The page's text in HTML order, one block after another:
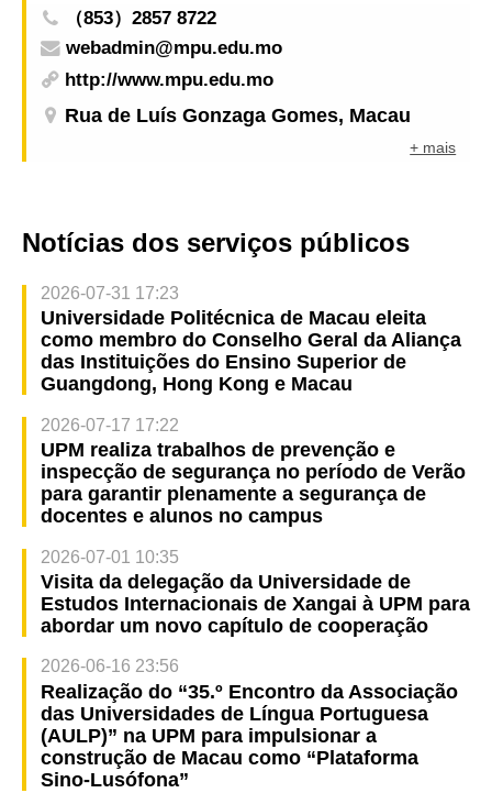
（853）2857 8722
webadmin@mpu.edu.mo
http://www.mpu.edu.mo
Rua de Luís Gonzaga Gomes, Macau
+ mais
Notícias dos serviços públicos
2026-07-31 17:23
Universidade Politécnica de Macau eleita
como membro do Conselho Geral da Aliança
das Instituições do Ensino Superior de
Guangdong, Hong Kong e Macau
2026-07-17 17:22
UPM realiza trabalhos de prevenção e
inspecção de segurança no período de Verão
para garantir plenamente a segurança de
docentes e alunos no campus
2026-07-01 10:35
Visita da delegação da Universidade de
Estudos Internacionais de Xangai à UPM para
abordar um novo capítulo de cooperação
2026-06-16 23:56
Realização do “35.º Encontro da Associação
das Universidades de Língua Portuguesa
(AULP)” na UPM para impulsionar a
construção de Macau como “Plataforma
Sino-Lusófona”